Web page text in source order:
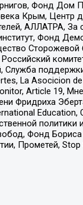
Фонд Дом
Крым, Центр
АЛЛАТРА, За
Фонд
Сторожевой
Служба
La Asocicion de
Article 19,
Фридриха
Education,
политики
Фонд
Прометей,